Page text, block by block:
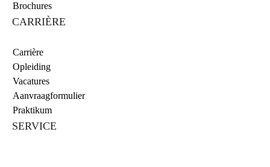
Brochures
CARRIÈRE
Carrière
Opleiding
Vacatures
Aanvraagformulier
Praktikum
SERVICE